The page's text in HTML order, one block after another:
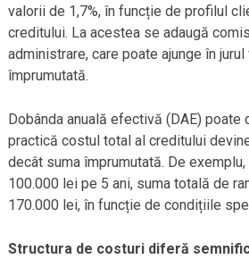
valorii de 1,7%, în funcție de profilul
creditului. La acestea se adaugă
administrare, care poate ajunge în
împrumutată.
Dobânda anuală efectivă (DAE) poate
practică costul total al creditului
decât suma împrumutată. De
100.000 lei pe 5 ani, suma totală de
170.000 lei, în funcție de condițiile
Structura de costuri diferă